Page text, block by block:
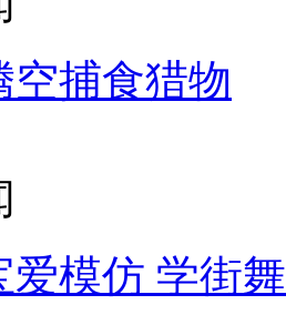
空捕食猎物
爱模仿 学街